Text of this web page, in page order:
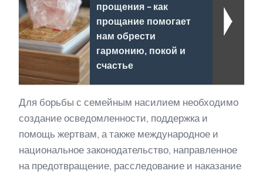
прощения - как
прощание помогает
нам обрести
гармонию, покой и
счастье
Для борьбы с семейным насилием необходимо
создание осведомленности, поддержка и
помощь жертвам, а также международное и
национальное законодательство, направленное
на предотвращение, расследование и наказание